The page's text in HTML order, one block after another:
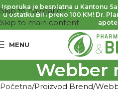
Skip to navigation
Skip to main content
Isporuka je besplatna u Kantonu
u ostatku BiH preko 100 KM! Dr.
MENU
Webber
Početna Proizvod Brend